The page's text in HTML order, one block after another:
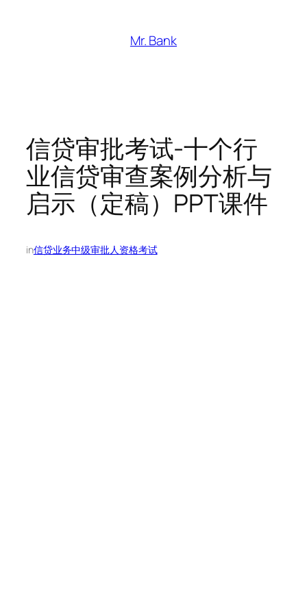
Mr. Bank
信贷审批考试-十个行
业信贷审查案例分析与
启示（定稿）PPT课件
in信贷业务中级审批人资格考试